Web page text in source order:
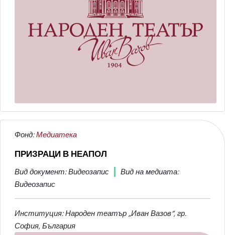
Фонд:Медиатека
ПРИЗРАЦИ В НЕАПОЛ
Вид документ: Видеозапис
Вид на медиата:
Видеозапис
Институция: Народен театър „Иван Вазов“, гр.
София, България